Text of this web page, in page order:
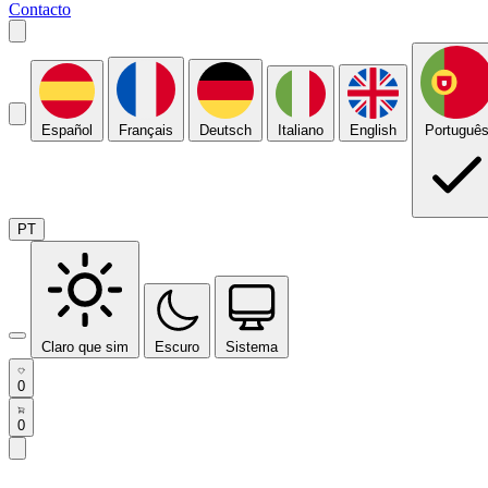
Contacto
Español Français Deutsch Italiano English Português
PT
Claro que sim Escuro Sistema
0
0